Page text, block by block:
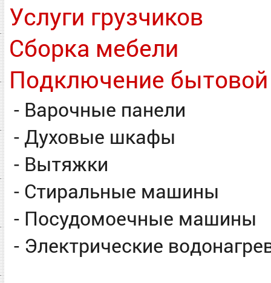
Услуги грузчиков
Сборка мебели
Подключение
- Варочные панели
- Духовые шкафы
- Вытяжки
- Стиральные машины
- Посудомоечные машины
- Электрические